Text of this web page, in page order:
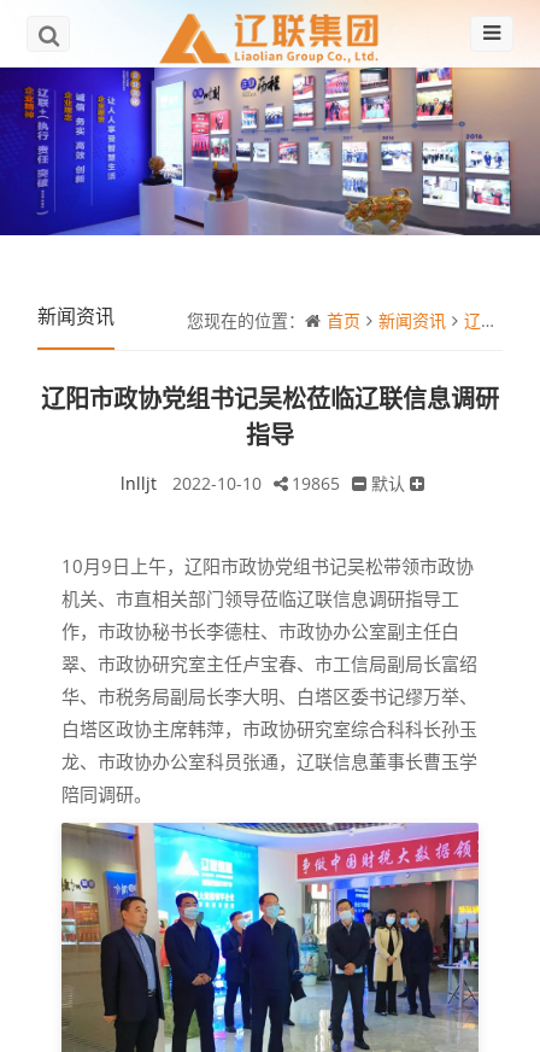
您现在的位置： 首页 新闻资讯 辽阳市政协党组书记吴松莅临辽联信息调研指导
新闻资讯
辽阳市政协党组书记吴松莅临辽联信息调研
指导
lnlljt 2022-10-10 19865 默认
10月9日上午，辽阳市政协党组书记吴松带领市政协
机关、市直相关部门领导莅临辽联信息调研指导工
作，市政协秘书长李德柱、市政协办公室副主任白
翠、市政协研究室主任卢宝春、市工信局副局长富绍
华、市税务局副局长李大明、白塔区委书记缪万举、
白塔区政协主席韩萍，市政协研究室综合科科长孙玉
龙、市政协办公室科员张通，辽联信息董事长曹玉学
陪同调研。